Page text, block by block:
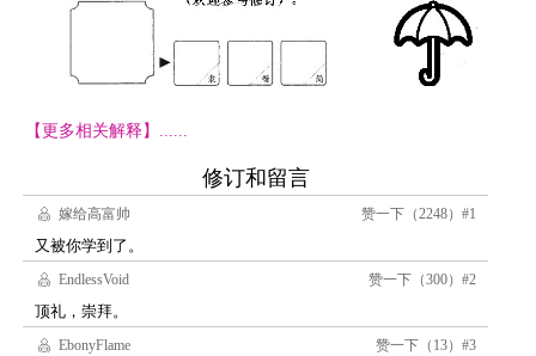
【更多相关解释】......